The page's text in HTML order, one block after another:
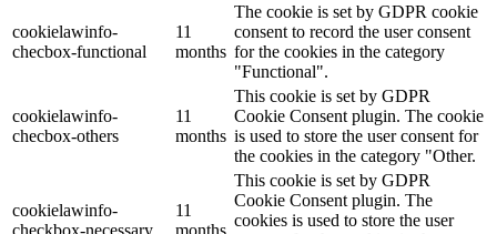
cookielawinfo-
checbox-functional
11
months
The cookie is set by GDPR cookie
consent to record the user consent
for the cookies in the category
"Functional".
cookielawinfo-
checbox-others
11
months
This cookie is set by GDPR
Cookie Consent plugin. The cookie
is used to store the user consent for
the cookies in the category "Other.
cookielawinfo-
checkbox-necessary
11
months
This cookie is set by GDPR
Cookie Consent plugin. The
cookies is used to store the user